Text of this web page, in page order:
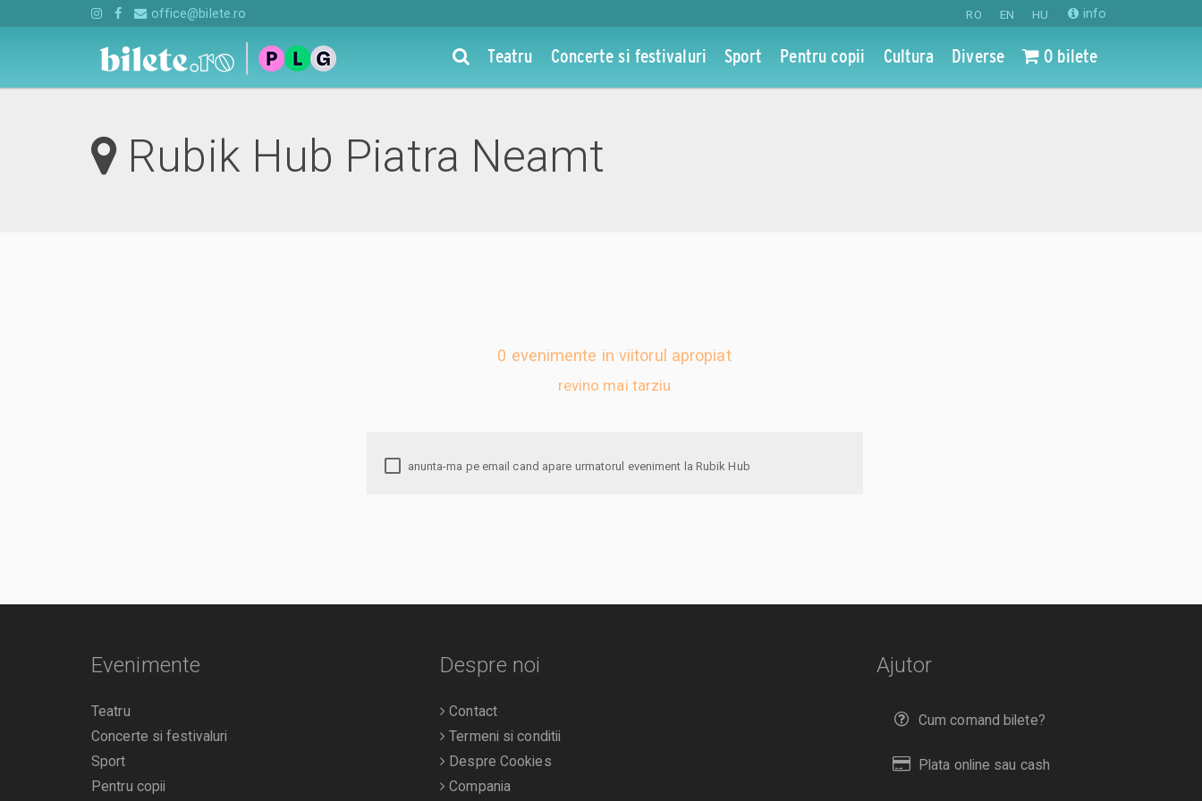
RO EN HU info
office@bilete.ro
Teatru Concerte si festivaluri Sport Pentru copii Cultura Diverse 0 bilete
Rubik Hub Piatra Neamt
0 evenimente in viitorul apropiat
revino mai tarziu
anunta-ma pe email cand apare urmatorul eveniment la Rubik Hub
Ajutor
Cum comand bilete?
Plata online sau cash
Evenimente
Teatru
Concerte si festivaluri
Sport
Pentru copii
Despre noi
Contact
Termeni si conditii
Despre Cookies
Compania